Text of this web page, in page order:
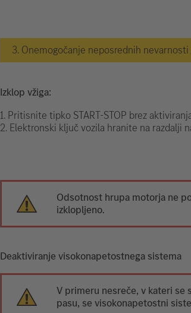
3. Onemogočanje neposrednih
Izklop vžiga:
1. Pritisnite tipko START-STOP brez
2. Elektronski ključ vozila hranite na razdalji
Odsotnost hrupa motorja ne
izklopljeno.
Deaktiviranje visokonapetostnega sistema
V primeru nesreče, v kateri se
pasu, se visokonapetostni